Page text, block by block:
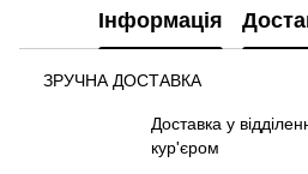
Інформація
ЗРУЧНА ДОСТАВКА
Доставка у
кур'єром